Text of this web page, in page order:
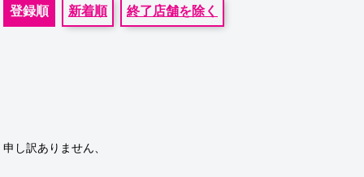
登録順 新着順 終了店舗を除く
申し訳ありません、